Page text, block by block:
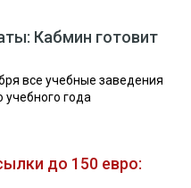
Кабмин готовит
все учебные заведения
года
до 150 евро: